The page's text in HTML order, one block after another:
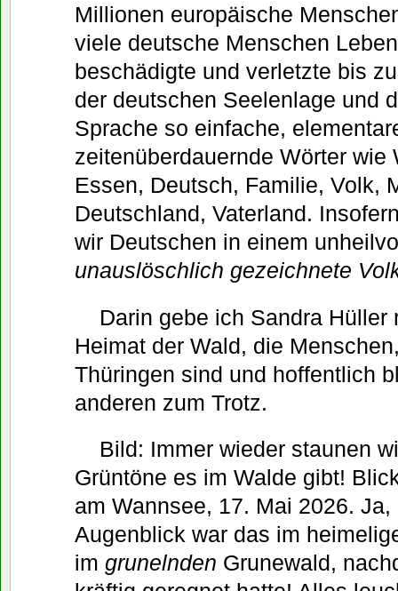
Millionen europäische
viele deutsche Menschen
beschädigte und verletzte bis
der deutschen Seelenlage und
Sprache so einfache,
zeitenüberdauernde Wörter wie
Essen, Deutsch, Familie, Volk,
Deutschland, Vaterland.
wir Deutschen in einem
unauslöschlich gezeichnete
Darin gebe ich Sandra Hüller
Heimat der Wald, die
Thüringen sind und hoffentlich
anderen zum Trotz.
Bild: Immer wieder staunen
Grüntöne es im Walde gibt!
am Wannsee, 17. Mai 2026.
Augenblick war das im
im grunelnden Grunewald,